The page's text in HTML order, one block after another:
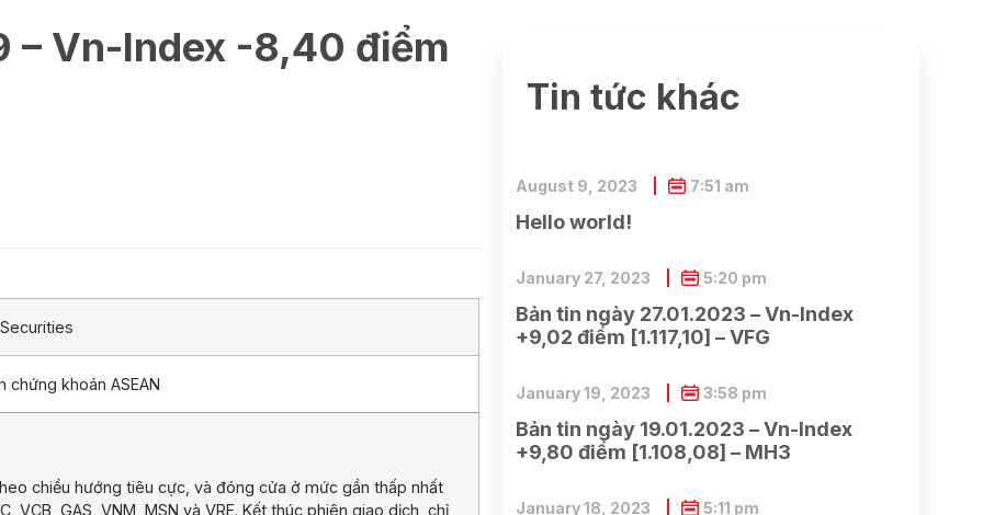
– Vn-Index -8,40 điểm
chứng khoán ASEAN
chiều hướng tiêu cực, và đóng cửa ở mức gần thấp nhất
GAS, VNM, MSN và VRE. Kết thúc phiên giao dịch, chỉ
Tin tức khác
Hello world!
August 9, 2023 7:51 am
Bản tin ngày 27.01.2023 – Vn-Index
+9,02 điểm [1.117,10] – VFG
January 27, 2023 5:20 pm
Bản tin ngày 19.01.2023 – Vn-Index
+9,80 điểm [1.108,08] – MH3
January 19, 2023 3:58 pm
January 18, 2023 5:11 pm